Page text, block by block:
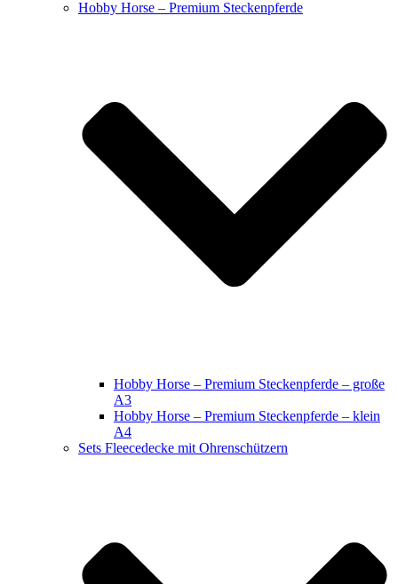
Hobby Horse – Premium Steckenpferde
Hobby Horse – Premium Steckenpferde – große
A3
Hobby Horse – Premium Steckenpferde – klein
A4
Sets Fleecedecke mit Ohrenschützern